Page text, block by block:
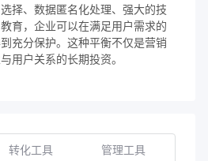
择、数据匿名化处理、强大的技
育，企业可以在满足用户需求的
充分保护。这种平衡不仅是营销
用户关系的长期投资。
转化工具 管理工具